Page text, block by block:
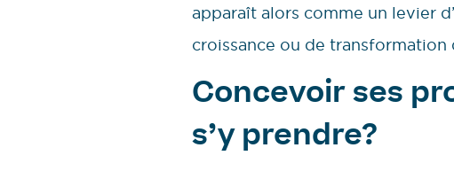
apparaît alors comme un levier
croissance ou de transformation
Concevoir ses
s’y prendre?